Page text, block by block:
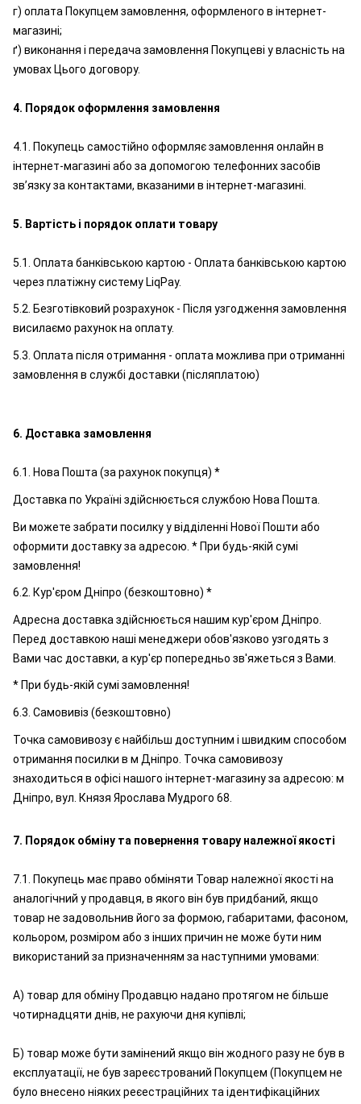
г) оплата Покупцем замовлення, оформленого в інтернет-
магазині;
ґ) виконання і передача замовлення Покупцеві у власність на
умовах Цього договору.
4. Порядок оформлення замовлення
4.1. Покупець самостійно оформляє замовлення онлайн в
інтернет-магазині або за допомогою телефонних засобів
зв’язку за контактами, вказаними в інтернет-магазині.
5. Вартість і порядок оплати товару
5.1. Оплата банківською картою - Оплата банківською картою
через платіжну систему LiqPay.
5.2. Безготівковий розрахунок - Після узгодження замовлення
висилаємо рахунок на оплату.
5.3. Оплата після отримання - оплата можлива при отриманні
замовлення в службі доставки (післяплатою)
6. Доставка замовлення
6.1. Нова Пошта (за рахунок покупця) *
Доставка по Україні здійснюється службою Нова Пошта.
Ви можете забрати посилку у відділенні Нової Пошти або
оформити доставку за адресою. * При будь-якій сумі
замовлення!
6.2. Кур'єром Дніпро (безкоштовно) *
Адресна доставка здійснюється нашим кур'єром Дніпро.
Перед доставкою наші менеджери обов'язково узгодять з
Вами час доставки, а кур'єр попередньо зв'яжеться з Вами.
* При будь-якій сумі замовлення!
6.3. Самовивіз (безкоштовно)
Точка самовивозу є найбільш доступним і швидким способом
отримання посилки в м Дніпро. Точка самовивозу
знаходиться в офісі нашого інтернет-магазину за адресою: м
Дніпро, вул. Князя Ярослава Мудрого 68.
7. Порядок обміну та повернення товару належної якості
7.1. Покупець має право обміняти Товар належної якості на
аналогічний у продавця, в якого він був придбаний, якщо
товар не задовольнив його за формою, габаритами, фасоном,
кольором, розміром або з інших причин не може бути ним
використаний за призначенням за наступними умовами:
А) товар для обміну Продавцю надано протягом не більше
чотирнадцяти днів, не рахуючи дня купівлі;
Б) товар може бути замінений якщо він жодного разу не був в
експлуатації, не був зареєстрований Покупцем (Покупцем не
було внесено ніяких реєестраційних та ідентифікаційних